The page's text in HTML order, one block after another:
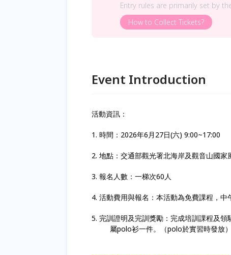
Entry rules are primarily set by
How to Collect Tickets?
Event Introduction
活動資訊：
1. 時間：2026年6月27日(六) 9:00~17:00
2. 地點： 交通部觀光署北海岸及觀音山國家
3. 報名人數：一梯次60人
4. 活動費用與報名：本活動為免費課程，中
5. 完訓證明及完訓獎勵： 完成培訓課程及領
屬polo衫一件。（polo於實習時發放）